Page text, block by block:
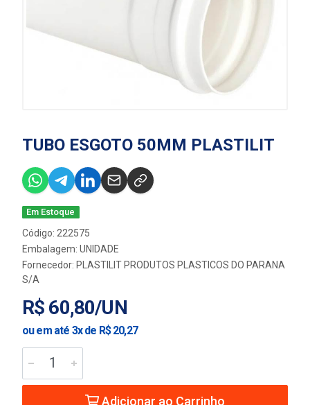
TUBO ESGOTO 50MM PLASTILIT
Em Estoque
Código: 222575
Embalagem: UNIDADE
Fornecedor: PLASTILIT PRODUTOS PLASTICOS DO PARANA
S/A
R$ 60,80/UN
ou em até 3x de R$ 20,27
Adicionar ao Carrinho